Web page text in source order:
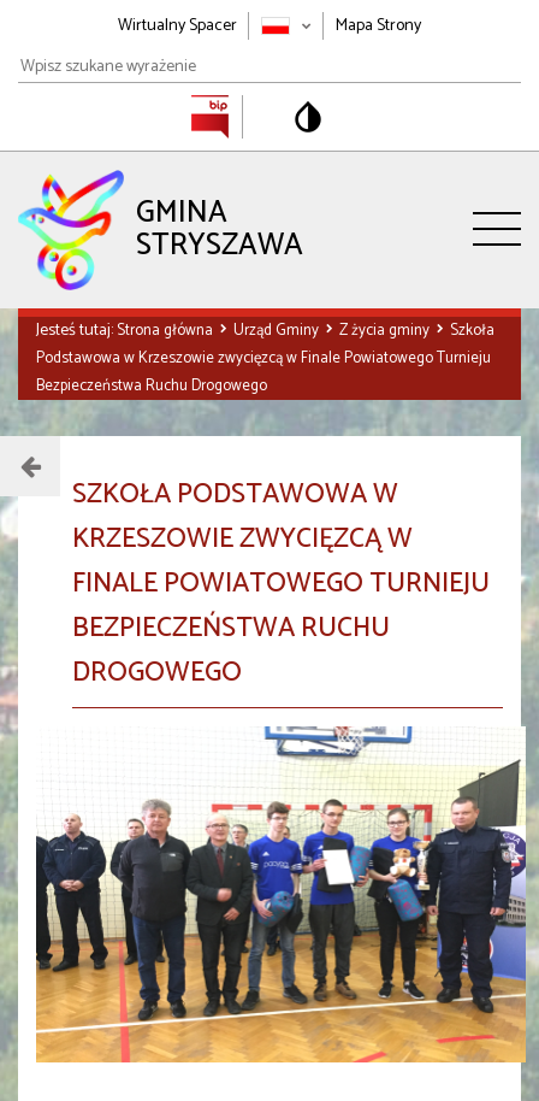
Wirtualny Spacer
Mapa Strony
Wpisz
szukane
GMINA
STRYSZAWA
Jesteś tutaj:Strona główna Urząd Gminy Z życia gminy
Szkoła
Podstawowa w Krzeszowie zwycięzcą w Finale Powiatowego Turnieju
Bezpieczeństwa Ruchu Drogowego
Menu
SZKOŁA PODSTAWOWA W
KRZESZOWIE ZWYCIĘZCĄ W
FINALE POWIATOWEGO TURNIEJU
BEZPIECZEŃSTWA RUCHU
DROGOWEGO